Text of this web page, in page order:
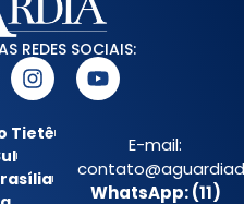
REDES SOCIAIS:
Tietê
E-mail:
WhatsApp: (11)